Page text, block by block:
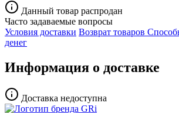
Данный товар распродан
Часто задаваемые вопросы
Условия доставки Возврат товаров
денег
Информация о доставке
Доставка недоступна